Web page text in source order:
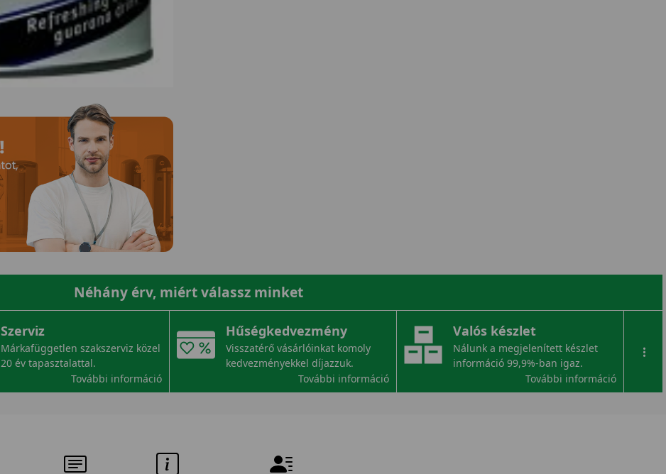
Néhány érv, miért válassz minket
Szerviz
Márkafüggetlen szakszerviz közel
20 év tapasztalattal.
További információ
Hűségkedvezmény
Visszatérő vásárlóinkat komoly
kedvezményekkel díjazzuk.
További információ
Valós készlet
Nálunk a megjelenített készlet
információ 99,9%-ban igaz.
További információ
...